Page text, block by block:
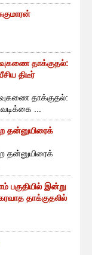
தாக்குதல்:
திடீர்
தாக்குதல்:
...
தன்னுயிரைக்
தன்னுயிரைக்
பகுதியில் இன்று
தாக்குதலில்